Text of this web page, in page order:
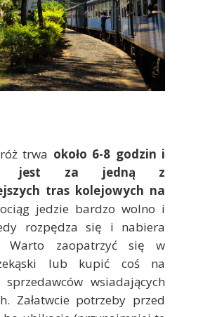
trwa około 6-8 godzin i
jest za jedną z
tras kolejowych na
jedzie bardzo wolno i
rozpędza się i nabiera
Warto zaopatrzyć się w
lub kupić coś na
wsiadających
Załatwcie potrzeby przed